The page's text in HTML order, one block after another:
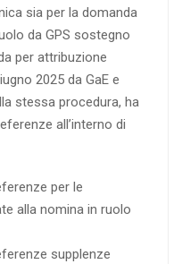
sia per la domanda
da GPS sostegno
per attribuzione
2025 da GaE e
stessa procedura, ha
all’interno di
per le
alla nomina in ruolo
supplenze